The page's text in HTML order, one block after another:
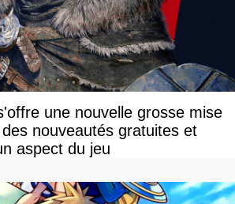
une nouvelle grosse mise
nouveautés gratuites et
aspect du jeu